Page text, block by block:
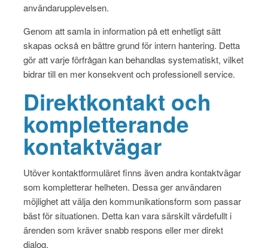
användarupplevelsen.
Genom att samla in information på ett enhetligt sätt
skapas också en bättre grund för intern hantering. Detta
gör att varje förfrågan kan behandlas systematiskt, vilket
bidrar till en mer konsekvent och professionell service.
Direktkontakt och
kompletterande
kontaktvägar
Utöver kontaktformuläret finns även andra kontaktvägar
som kompletterar helheten. Dessa ger användaren
möjlighet att välja den kommunikationsform som passar
bäst för situationen. Detta kan vara särskilt värdefullt i
ärenden som kräver snabb respons eller mer direkt
dialog.